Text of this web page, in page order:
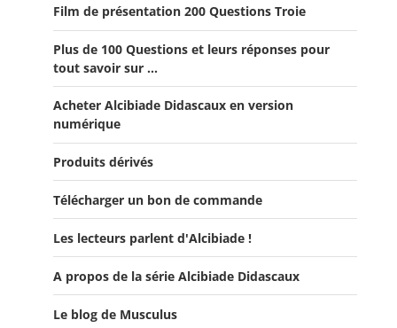
Offre Spéciale Latinistes
Offre Spéciale “De la fin de la République romaine à la
fondation de l’Empire”
Offre Collection complète Alcibiade Didascaux
Film de présentation 200 Questions Troie
Plus de 100 Questions et leurs réponses pour
tout savoir sur ...
Acheter Alcibiade Didascaux en version
numérique
Produits dérivés
Télécharger un bon de commande
Les lecteurs parlent d'Alcibiade !
Les lecteurs en parlent - Livre d'0r
Flipbook Exposé Alcibiade Didascaux
A propos de la série Alcibiade Didascaux
Le blog de Musculus